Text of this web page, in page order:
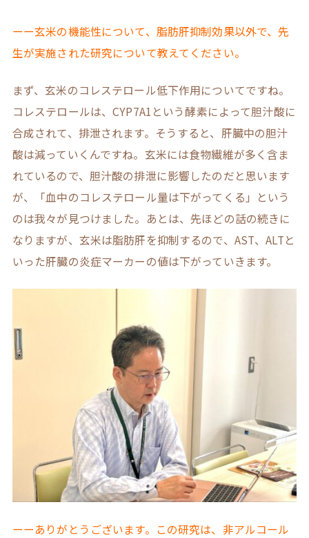
ーー玄米の機能性について、脂肪肝抑制効果以外で、先
生が実施された研究について教えてください。
まず、玄米のコレステロール低下作用についてですね。
コレステロールは、CYP7A1という酵素によって胆汁酸に
合成されて、排泄されます。そうすると、肝臓中の胆汁
酸は減っていくんですね。玄米には食物繊維が多く含ま
れているので、胆汁酸の排泄に影響したのだと思います
が、「血中のコレステロール量は下がってくる」という
のは我々が見つけました。あとは、先ほどの話の続きに
なりますが、玄米は脂肪肝を抑制するので、AST、ALTと
いった肝臓の炎症マーカーの値は下がっていきます。
ーーありがとうございます。この研究は、非アルコール